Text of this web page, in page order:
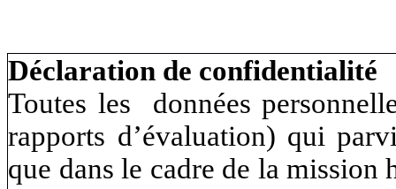
Déclaration de confidentialité
Toutes les données
rapports d’évaluation) qui
que dans le cadre de la